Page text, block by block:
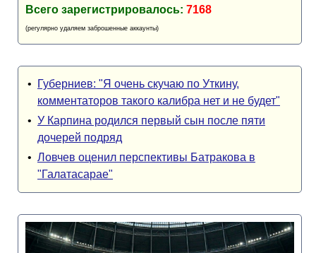
Всего зарегистрировалось: 7168
(регулярно удаляем заброшенные аккаунты)
•
Губерниев: "Я очень скучаю по Уткину,
комментаторов такого калибра нет и не будет"
• У Карпина родился первый сын после пяти
дочерей подряд
• Ловчев оценил перспективы Батракова в
"Галатасарае"